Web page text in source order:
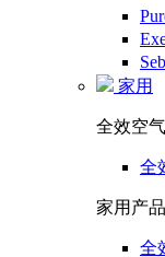
家用
全效空
全
家用产品
全